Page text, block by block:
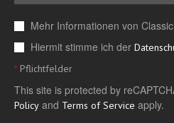
Mehr Informationen von
Hiermit stimme ich der
*Pflichtfelder
This site is protected by
Policy and Terms of Service apply.